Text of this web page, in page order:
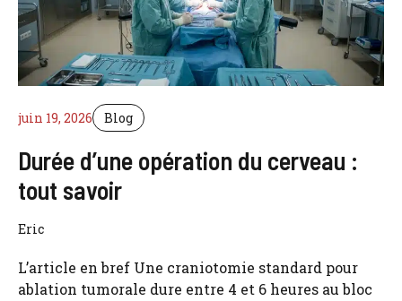
juin 19, 2026 Blog
Durée d’une opération du cerveau :
tout savoir
Eric
L’article en bref Une craniotomie standard pour
ablation tumorale dure entre 4 et 6 heures au bloc